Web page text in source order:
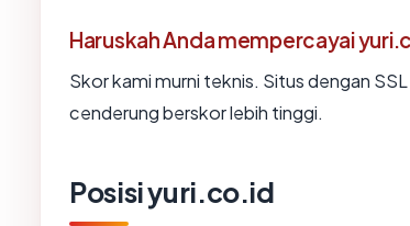
Haruskah Anda mempercayai
Skor kami murni teknis. Situs dengan
cenderung berskor lebih tinggi.
Posisi yuri.co.id